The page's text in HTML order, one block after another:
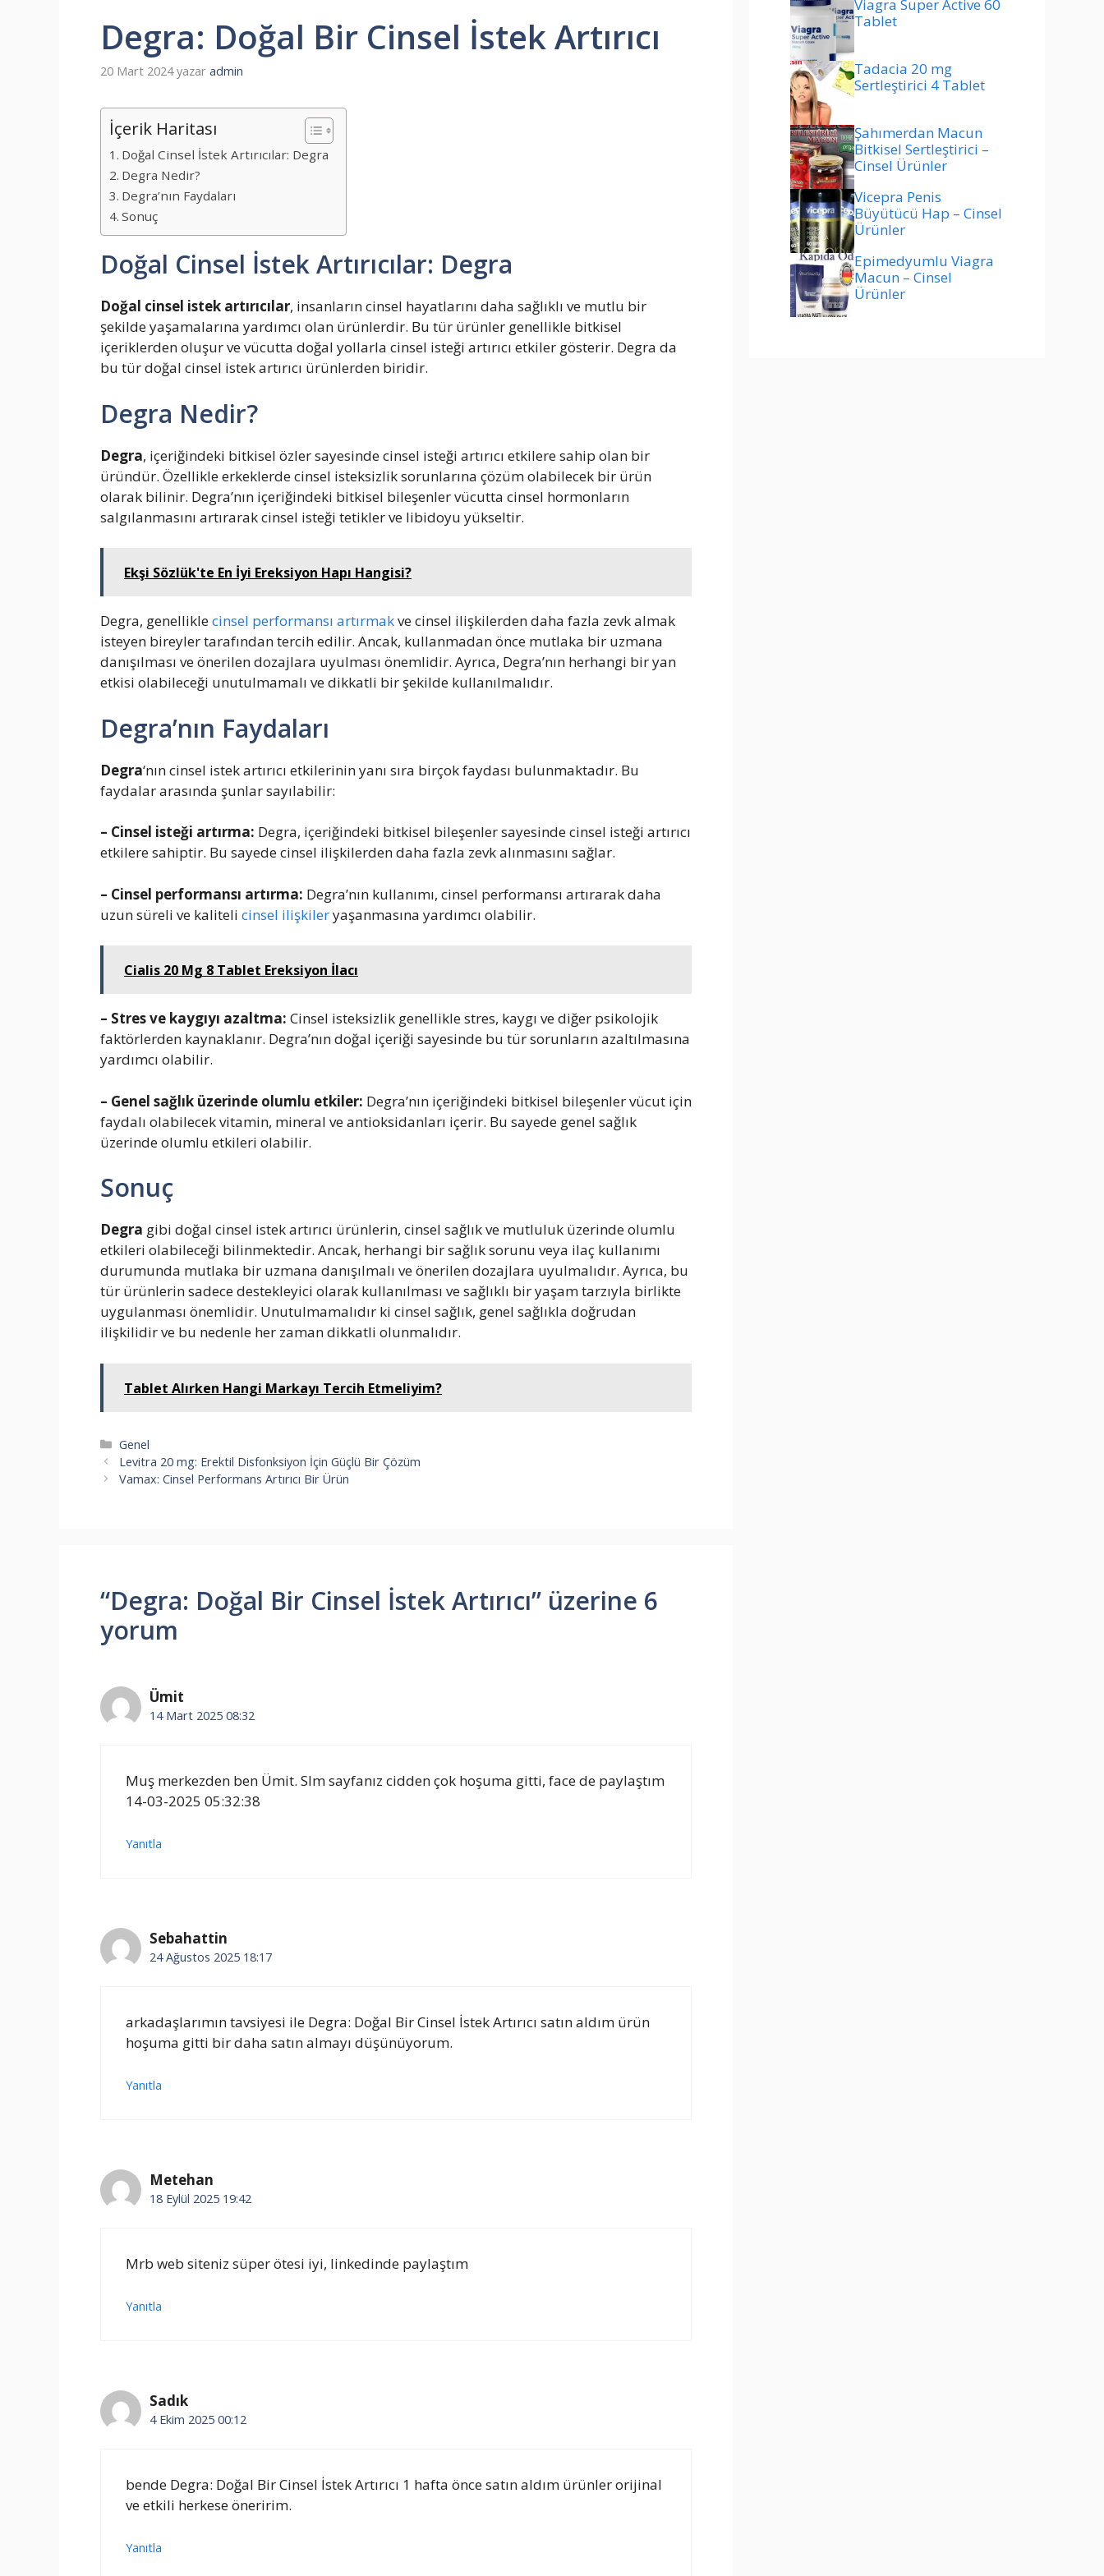
Degra: Doğal Bir Cinsel İstek Artırıcı
20 Mart 2024 yazar admin
İçerik Haritası
Doğal Cinsel İstek Artırıcılar: Degra
Degra Nedir?
Degra’nın Faydaları
Sonuç
Doğal Cinsel İstek Artırıcılar: Degra
Doğal cinsel istek artırıcılar, insanların cinsel hayatlarını daha sağlıklı ve mutlu bir
şekilde yaşamalarına yardımcı olan ürünlerdir. Bu tür ürünler genellikle bitkisel
içeriklerden oluşur ve vücutta doğal yollarla cinsel isteği artırıcı etkiler gösterir. Degra da
bu tür doğal cinsel istek artırıcı ürünlerden biridir.
Degra Nedir?
Degra, içeriğindeki bitkisel özler sayesinde cinsel isteği artırıcı etkilere sahip olan bir
üründür. Özellikle erkeklerde cinsel isteksizlik sorunlarına çözüm olabilecek bir ürün
olarak bilinir. Degra’nın içeriğindeki bitkisel bileşenler vücutta cinsel hormonların
salgılanmasını artırarak cinsel isteği tetikler ve libidoyu yükseltir.
Ekşi Sözlük'te En İyi Ereksiyon Hapı Hangisi?
Degra, genelliklecinsel performansı artırmakve cinsel ilişkilerden daha fazla zevk almak
isteyen bireyler tarafından tercih edilir. Ancak, kullanmadan önce mutlaka bir uzmana
danışılması ve önerilen dozajlara uyulması önemlidir. Ayrıca, Degra’nın herhangi bir yan
etkisi olabileceği unutulmamalı ve dikkatli bir şekilde kullanılmalıdır.
Degra’nın Faydaları
Degra‘nın cinsel istek artırıcı etkilerinin yanı sıra birçok faydası bulunmaktadır. Bu
faydalar arasında şunlar sayılabilir:
– Cinsel isteği artırma: Degra, içeriğindeki bitkisel bileşenler sayesinde cinsel isteği artırıcı
etkilere sahiptir. Bu sayede cinsel ilişkilerden daha fazla zevk alınmasını sağlar.
– Cinsel performansı artırma: Degra’nın kullanımı, cinsel performansı artırarak daha
uzun süreli ve kaliteli cinsel ilişkileryaşanmasına yardımcı olabilir.
Cialis 20 Mg 8 Tablet Ereksiyon İlacı
– Stres ve kaygıyı azaltma: Cinsel isteksizlik genellikle stres, kaygı ve diğer psikolojik
faktörlerden kaynaklanır. Degra’nın doğal içeriği sayesinde bu tür sorunların azaltılmasına
yardımcı olabilir.
– Genel sağlık üzerinde olumlu etkiler: Degra’nın içeriğindeki bitkisel bileşenler vücut için
faydalı olabilecek vitamin, mineral ve antioksidanları içerir. Bu sayede genel sağlık
üzerinde olumlu etkileri olabilir.
Sonuç
Degra gibi doğal cinsel istek artırıcı ürünlerin, cinsel sağlık ve mutluluk üzerinde olumlu
etkileri olabileceği bilinmektedir. Ancak, herhangi bir sağlık sorunu veya ilaç kullanımı
durumunda mutlaka bir uzmana danışılmalı ve önerilen dozajlara uyulmalıdır. Ayrıca, bu
tür ürünlerin sadece destekleyici olarak kullanılması ve sağlıklı bir yaşam tarzıyla birlikte
uygulanması önemlidir. Unutulmamalıdır ki cinsel sağlık, genel sağlıkla doğrudan
ilişkilidir ve bu nedenle her zaman dikkatli olunmalıdır.
Tablet Alırken Hangi Markayı Tercih Etmeliyim?
Kategoriler
Genel
Levitra 20 mg: Erektil Disfonksiyon İçin Güçlü Bir Çözüm
Vamax: Cinsel Performans Artırıcı Bir Ürün
“Degra: Doğal Bir Cinsel İstek Artırıcı” üzerine 6
yorum
Ümit
14 Mart 2025 08:32
Muş merkezden ben Ümit. Slm sayfanız cidden çok hoşuma gitti, face de paylaştım
14-03-2025 05:32:38
Yanıtla
Sebahattin
24 Ağustos 2025 18:17
arkadaşlarımın tavsiyesi ile Degra: Doğal Bir Cinsel İstek Artırıcı satın aldım ürün
hoşuma gitti bir daha satın almayı düşünüyorum.
Yanıtla
Metehan
18 Eylül 2025 19:42
Mrb web siteniz süper ötesi iyi, linkedinde paylaştım
Yanıtla
Sadık
4 Ekim 2025 00:12
bende Degra: Doğal Bir Cinsel İstek Artırıcı 1 hafta önce satın aldım ürünler orijinal
ve etkili herkese öneririm.
Yanıtla
Viagra Super Active 60
Tablet
Tadacia 20 mg
Sertleştirici 4 Tablet
Şahımerdan Macun
Bitkisel Sertleştirici –
Cinsel Ürünler
Vicepra Penis
Büyütücü Hap – Cinsel
Ürünler
Epimedyumlu Viagra
Macun – Cinsel
Ürünler